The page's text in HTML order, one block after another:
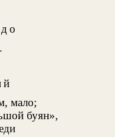
мало;
буян»,